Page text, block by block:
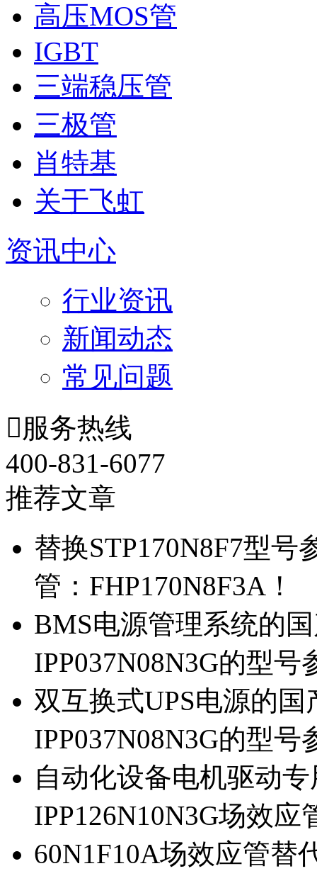
高压MOS管
IGBT
三端稳压管
三极管
肖特基
关于飞虹
资讯中心
行业资讯
新闻动态
常见问题
服务热线
400-831-6077
推荐文章
替换STP170N8F7型
管：FHP170N8F3A！
BMS电源管理系统的
IPP037N08N3G的型号
双互换式UPS电源的
IPP037N08N3G的型号
自动化设备电机驱动
IPP126N10N3G场效应
60N1F10A场效应管替